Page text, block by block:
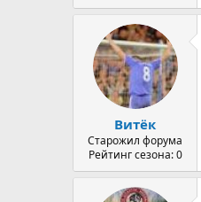
Витёк
Старожил форума
Рейтинг сезона: 0